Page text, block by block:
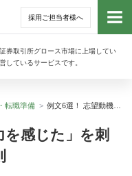
採用ご担当者様へ
券取引所グロース市場に上場してい
しているサービスです。
トッ
転職準備
を感じた」を刺